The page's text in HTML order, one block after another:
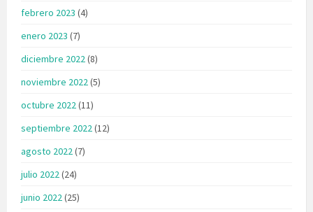
febrero 2023 (4)
enero 2023 (7)
diciembre 2022(8)
noviembre 2022(5)
octubre 2022(11)
septiembre 2022(12)
agosto 2022(7)
julio 2022(24)
junio 2022(25)